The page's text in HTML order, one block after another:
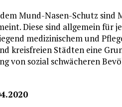
Mund-Nasen-Schutz sind
Diese sind allgemein für
medizinischem und
kreisfreien Städten eine
von sozial schwächeren